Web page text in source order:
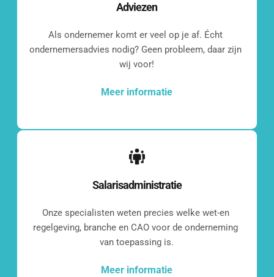
Even
kennismaken?
[blocksy-content-block id="7258"]
Wat vinden onze
klanten?
Adviezen
Als ondernemer komt er veel op je af. Écht
ondernemersadvies nodig? Geen probleem, daar zijn
wij voor!
Meer informatie
Salarisadministratie
Onze specialisten weten precies welke wet-en
regelgeving, branche en CAO voor de onderneming
van toepassing is.
Meer informatie